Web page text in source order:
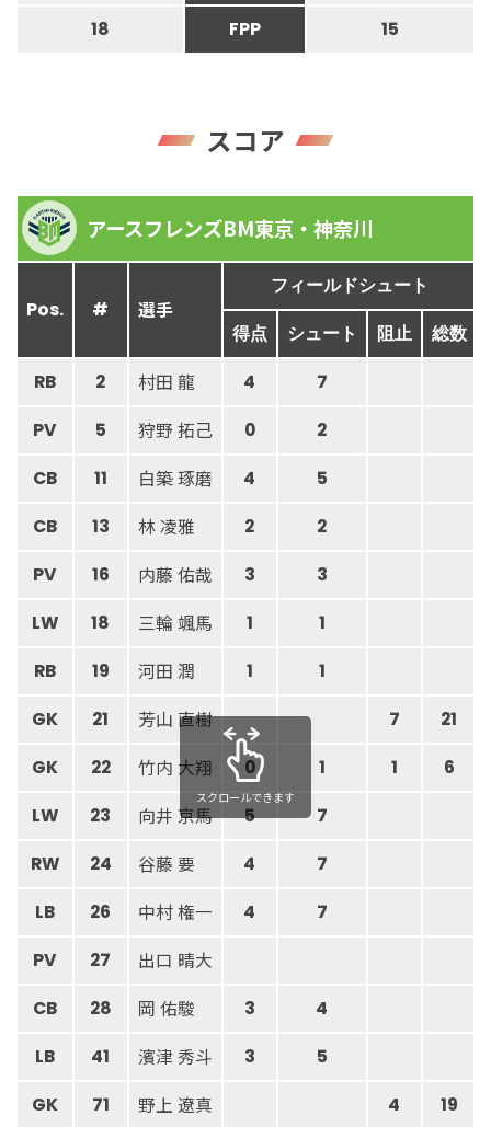
18 FPP 15
スコア
アースフレンズBM東京・神奈川
Pos. # 選手
フィールドシュート
得点 シュート 阻止 総数
RB 2 村田 龍 4 7
PV 5 狩野 拓己 0 2
CB 11 白築 琢磨 4 5
CB 13 林 凌雅 2 2
PV 16 内藤 佑哉 3 3
LW 18 三輪 颯馬 1 1
RB 19 河田 潤 1 1
GK 21 芳山 直樹 7 21
GK 22 竹内 大翔 0 1 1 6
LW 23 向井 京馬 5 7
RW 24 谷藤 要 4 7
LB 26 中村 権一 4 7
PV 27 出口 晴大
CB 28 岡 佑駿 3 4
LB 41 濱津 秀斗 3 5
GK 71 野上 遼真 4 19
スクロールできます